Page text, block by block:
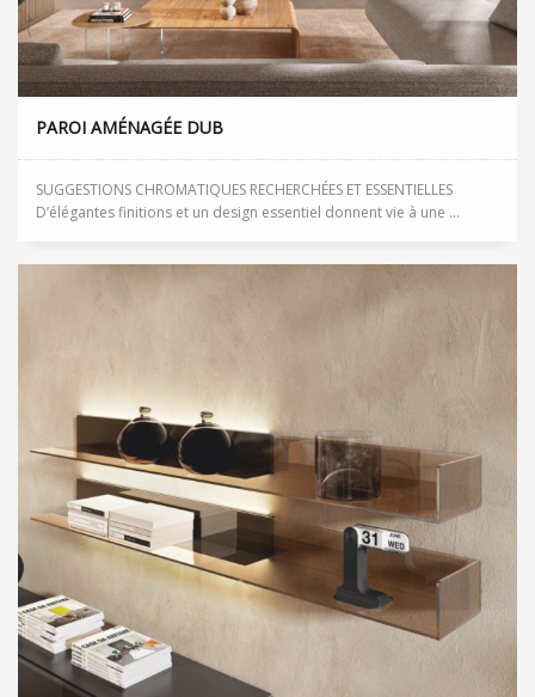
PAROI AMÉNAGÉE DUB
SUGGESTIONS CHROMATIQUES RECHERCHÉES ET ESSENTIELLES
D’élégantes finitions et un design essentiel donnent vie à une ...